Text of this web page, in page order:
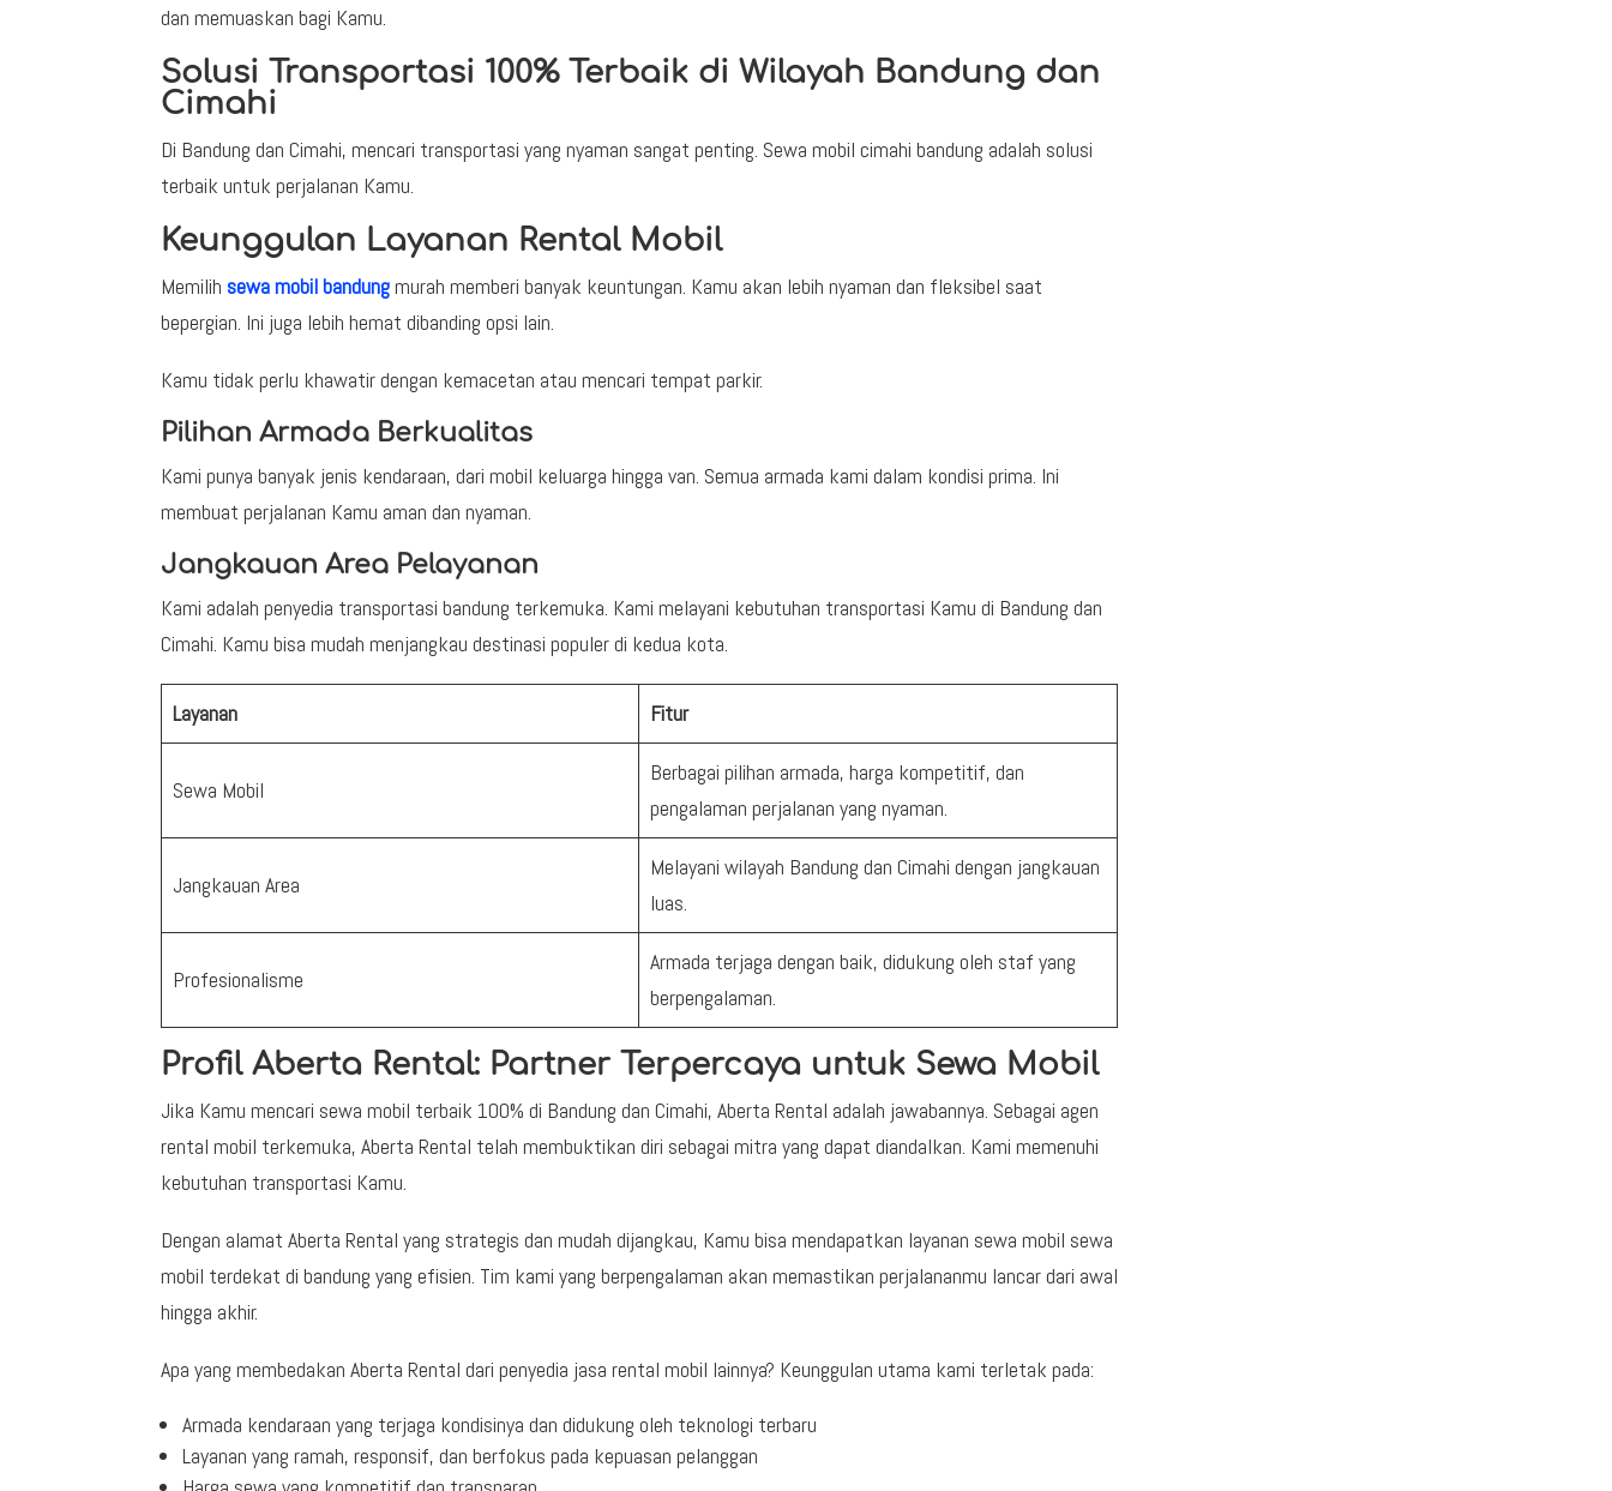
dan memuaskan bagi Kamu.
Solusi Transportasi 100% Terbaik di Wilayah Bandung dan
Cimahi
Di Bandung dan Cimahi, mencari transportasi yang nyaman sangat penting. Sewa mobil cimahi bandung adalah solusi
terbaik untuk perjalanan Kamu.
Keunggulan Layanan Rental Mobil
Memilih sewa mobil bandungmurah memberi banyak keuntungan. Kamu akan lebih nyaman dan fleksibel saat
bepergian. Ini juga lebih hemat dibanding opsi lain.
Kamu tidak perlu khawatir dengan kemacetan atau mencari tempat parkir.
Pilihan Armada Berkualitas
Kami punya banyak jenis kendaraan, dari mobil keluarga hingga van. Semua armada kami dalam kondisi prima. Ini
membuat perjalanan Kamu aman dan nyaman.
Jangkauan Area Pelayanan
Kami adalah penyedia transportasi bandung terkemuka. Kami melayani kebutuhan transportasi Kamu di Bandung dan
Cimahi. Kamu bisa mudah menjangkau destinasi populer di kedua kota.
Layanan Fitur
Sewa Mobil
Berbagai pilihan armada, harga kompetitif, dan
pengalaman perjalanan yang nyaman.
Jangkauan Area
Melayani wilayah Bandung dan Cimahi dengan jangkauan
luas.
Profesionalisme
Armada terjaga dengan baik, didukung oleh staf yang
berpengalaman.
Profil Aberta Rental: Partner Terpercaya untuk Sewa Mobil
Jika Kamu mencari sewa mobil terbaik 100% di Bandung dan Cimahi, Aberta Rental adalah jawabannya. Sebagai agen
rental mobil terkemuka, Aberta Rental telah membuktikan diri sebagai mitra yang dapat diandalkan. Kami memenuhi
kebutuhan transportasi Kamu.
Dengan alamat Aberta Rental yang strategis dan mudah dijangkau, Kamu bisa mendapatkan layanan sewa mobil sewa
mobil terdekat di bandung yang efisien. Tim kami yang berpengalaman akan memastikan perjalananmu lancar dari awal
hingga akhir.
Apa yang membedakan Aberta Rental dari penyedia jasa rental mobil lainnya? Keunggulan utama kami terletak pada:
Armada kendaraan yang terjaga kondisinya dan didukung oleh teknologi terbaru
Layanan yang ramah, responsif, dan berfokus pada kepuasan pelanggan